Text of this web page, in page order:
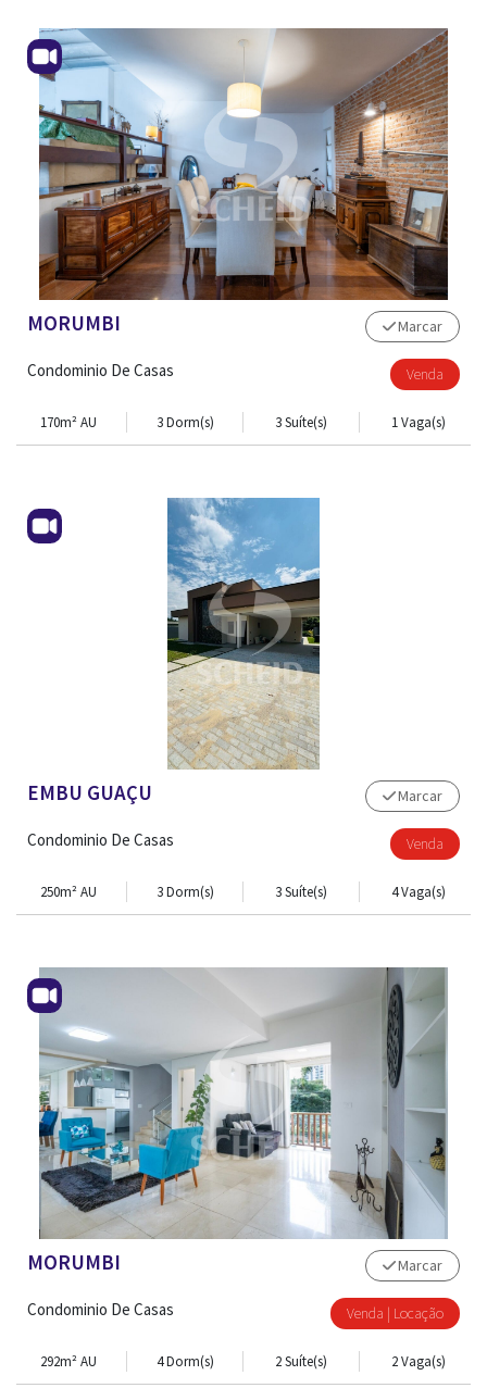
TRABALHE CONOSCO
CONTATO
MORUMBI
Condominio De Casas
Marcar
Venda
170m² AU 3 Dorm(s) 3 Suíte(s) 1 Vaga(s)
EMBU GUAÇU
Condominio De Casas
Marcar
Venda
250m² AU 3 Dorm(s) 3 Suíte(s) 4 Vaga(s)
MORUMBI
Condominio De Casas
Marcar
Venda | Locação
292m² AU 4 Dorm(s) 2 Suíte(s) 2 Vaga(s)